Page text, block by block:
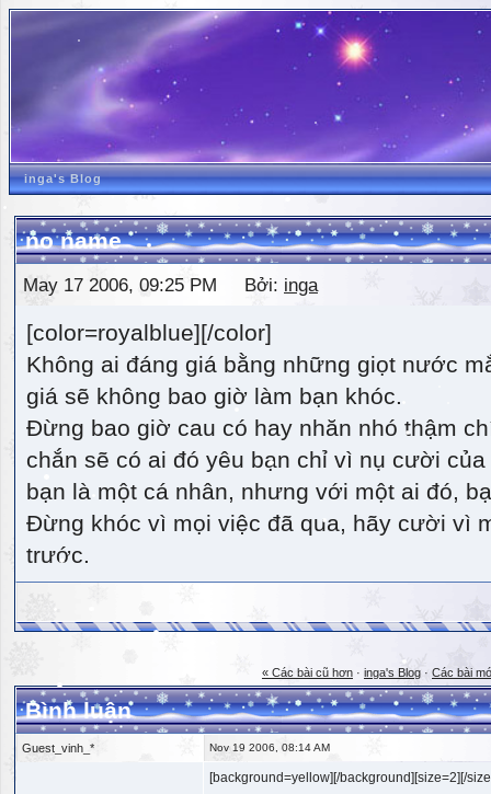
inga's Blog
no name
May 17 2006, 09:25 PM Bởi: inga
[color=royalblue][/color]
Không ai đáng giá bằng những giọt nước
giá sẽ không bao giờ làm bạn khóc.
Đừng bao giờ cau có hay nhăn nhó thậm
chắn sẽ có ai đó yêu bạn chỉ vì nụ cười
bạn là một cá nhân, nhưng với một ai đó,
Đừng khóc vì mọi việc đã qua, hãy cười vì
trước.
« Các bài cũ hơn · inga's Blog · Các bài
Bình luận
Guest_vinh_* Nov 19 2006, 08:14 AM
[background=yellow][/background][size=2][/